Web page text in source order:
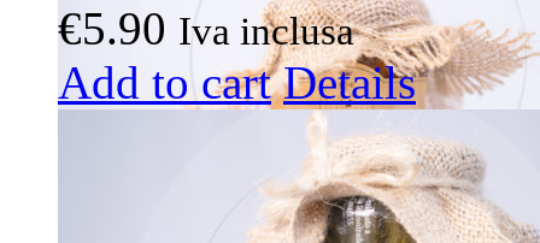
€5.90 Iva inclusa
Add to cart Details